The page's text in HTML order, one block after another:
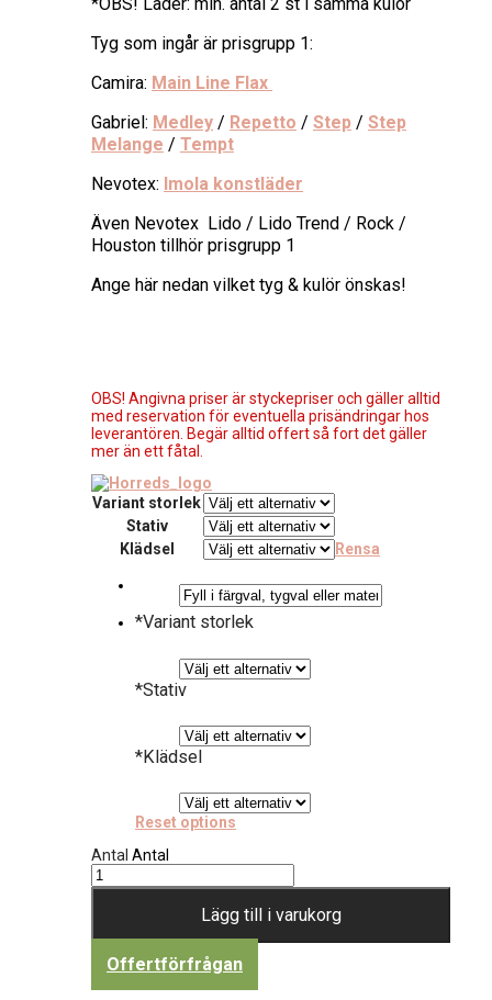
Tyg som ingår är prisgrupp 1:
Camira: Main Line Flax
Gabriel: Medley / Repetto / Step / Step
Melange / Tempt
Nevotex: Imola konstläder
Även Nevotex Lido / Lido Trend / Rock /
Houston tillhör prisgrupp 1
Ange här nedan vilket tyg & kulör önskas!
OBS! Angivna priser är styckepriser och gäller alltid
med reservation för eventuella prisändringar hos
leverantören. Begär alltid offert så fort det gäller
mer än ett fåtal.
Variant storlek
Stativ
Klädsel
Rensa
*Variant storlek
*Stativ
*Klädsel
Reset options
Antal Antal
Lägg till i varukorg
Offertförfrågan